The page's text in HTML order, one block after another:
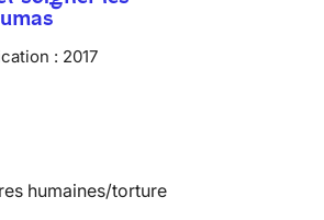
: 2017
humaines/torture